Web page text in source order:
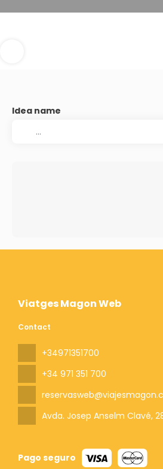
Idea name
Viatges Magon Web
Contact
+34971351700
+34 971 351 700
Avda. Josep Anselm Clavé,
Pago seguro